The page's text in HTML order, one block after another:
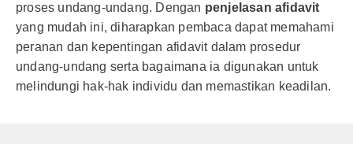
proses undang-undang. Dengan penjelasan afidavit
yang mudah ini, diharapkan pembaca dapat memahami
peranan dan kepentingan afidavit dalam prosedur
undang-undang serta bagaimana ia digunakan untuk
melindungi hak-hak individu dan memastikan keadilan.